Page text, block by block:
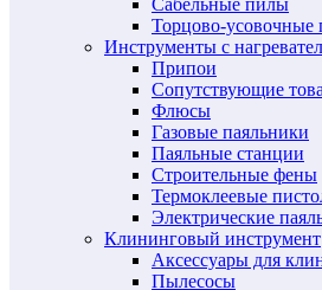
Сабельные пилы
Торцово-
Инструменты с
Припои
Сопутствующие
Флюсы
Газовые паяльники
Паяльные станции
Строительные фены
Термоклеевые
Электрические
Клининговый инструмент
Аксессуары для
Пылесосы